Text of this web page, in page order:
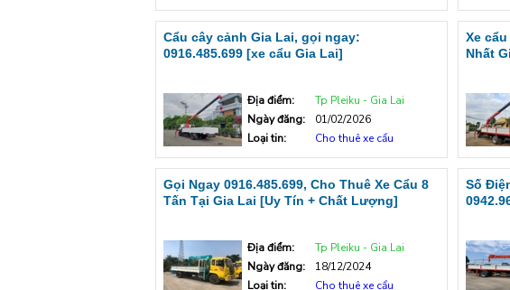
Cẩu cây cảnh Gia Lai, gọi ngay:
0916.485.699 [xe cẩu Gia Lai]
Địa điểm:
Tp Pleiku - Gia Lai
Ngày đăng:
01/02/2026
Loại tin:
Cho thuê xe cẩu
Xe
Nhất
Gọi Ngay 0916.485.699, Cho Thuê Xe Cẩu 8
Tấn Tại Gia Lai [Uy Tín + Chất Lượng]
Địa điểm:
Tp Pleiku - Gia Lai
Ngày đăng:
18/12/2024
Loại tin:
Cho thuê xe cẩu
Số